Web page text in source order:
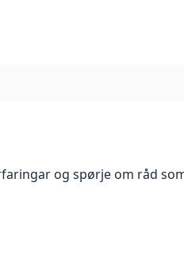
og spørje om råd